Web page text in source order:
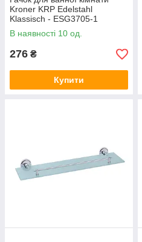
Kroner KRP Edelstahl
Klassisch - ESG3705-1
В наявності 10 од.
276 ₴
Купити